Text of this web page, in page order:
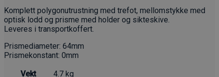
Komplett polygonutrustning med trefot, mellomstykke med
optisk lodd og prisme med holder og sikteskive.
Leveres i transportkoffert.
Prismediameter: 64mm
Prismekonstant: 0mm
Vekt
4.7 kg